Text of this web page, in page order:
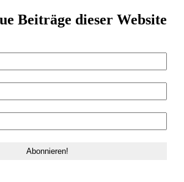
Beiträge dieser Website